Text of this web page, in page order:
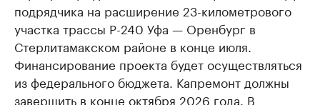
подрядчика на расширение 23-километрового
участка трассы Р-240 Уфа — Оренбург в
Стерлитамакском районе в конце июля.
Финансирование проекта будет осуществляться
из федерального бюджета. Капремонт должны
завершить в конце октября 2026 года. В